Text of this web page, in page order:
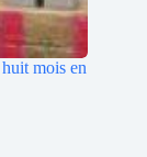
mois en